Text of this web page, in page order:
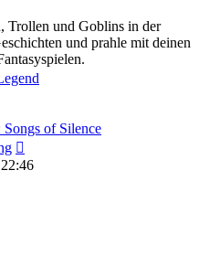
Trollen und Goblins in der
und prahle mit deinen
Songs of Silence
Beitrag